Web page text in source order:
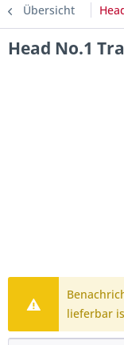
Übersicht
Head No.1
lieferbar